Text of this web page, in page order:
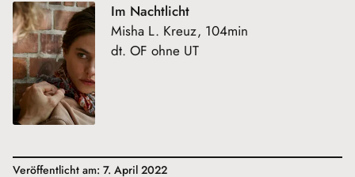
Im Nachtlicht
Misha L. Kreuz, 104min
dt. OF ohne UT
Veröffentlicht am: 7. April 2022